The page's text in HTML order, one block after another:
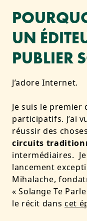
UN
PUBLIER
J’adore Internet.
Je suis le
participatifs. J’ai
réussir des
circuits
intermédiaires.
lancement
Mihalache,
« Solange Te
le récit dans cet